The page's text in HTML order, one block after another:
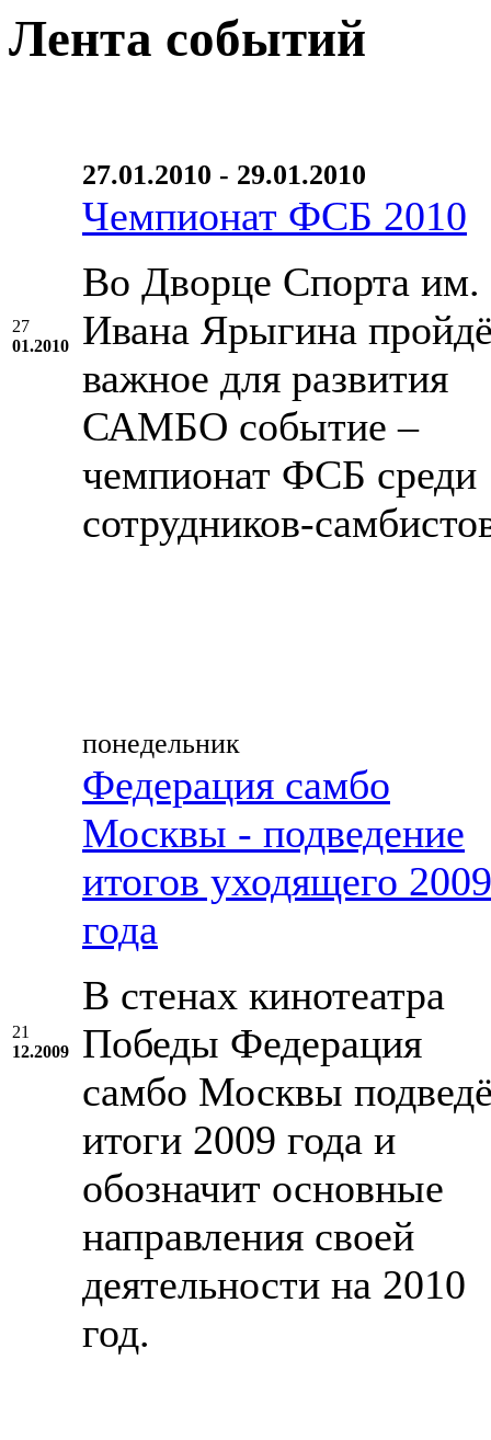
Лента событий
27
01.2010
27.01.2010 - 29.01.2010
Чемпионат ФСБ 2010
Во Дворце Спорта им.
Ивана Ярыгина
важное для развития
САМБО событие –
чемпионат ФСБ среди
сотрудников-
21
12.2009
понедельник
Федерация самбо
Москвы - подведение
итогов уходящего 2009
года
В стенах кинотеатра
Победы Федерация
самбо Москвы
итоги 2009 года и
обозначит основные
направления своей
деятельности на 2010
год.